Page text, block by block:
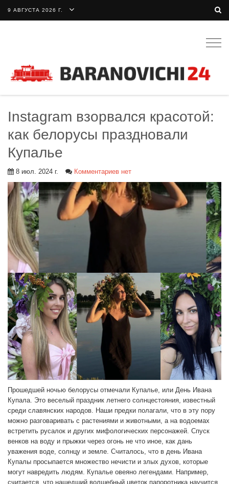
9 АВГУСТА 2026 Г.
Instagram взорвался красотой:
как белорусы праздновали
Купалье
8 июл. 2024 г. Комментариев нет
Прошедшей ночью белорусы отмечали Купалье, или День Ивана
Купала. Это веселый праздник летнего солнцестояния, известный
среди славянских народов. Наши предки полагали, что в эту пору
можно разговаривать с растениями и животными, а на водоемах
встретить русалок и других мифологических персонажей. Спуск
венков на воду и прыжки через огонь не что иное, как дань
уважения воде, солнцу и земле. Считалось, что в день Ивана
Купалы просыпается множество нечисти и злых духов, которые
могут навредить людям. Купалье овеяно легендами. Например,
считается, что нашедший волшебный цветок папоротника научится